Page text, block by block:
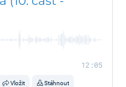
12:05
Vložit Stáhnout